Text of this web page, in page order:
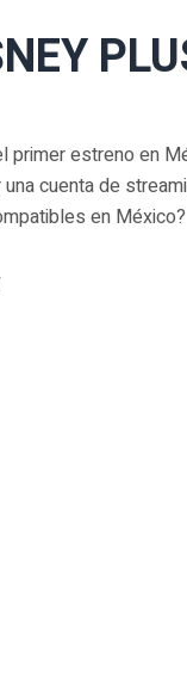
primer estreno en
cuenta de
en México?